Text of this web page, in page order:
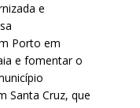
e
Porto em
e fomentar o
Santa Cruz, que